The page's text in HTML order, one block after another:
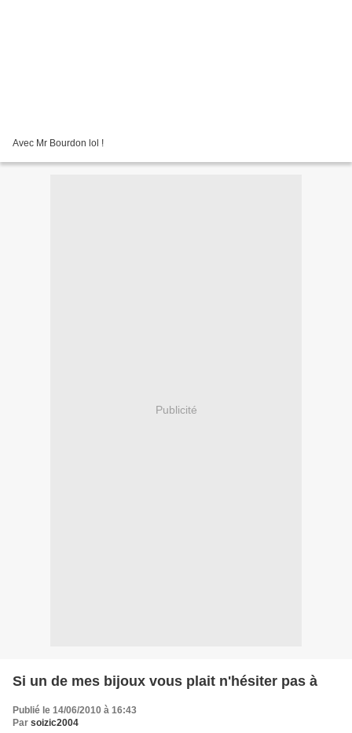
Avec Mr Bourdon lol !
Publicité
Si un de mes bijoux vous plait n'hésiter pas à
Publié le 14/06/2010 à 16:43
Par soizic2004